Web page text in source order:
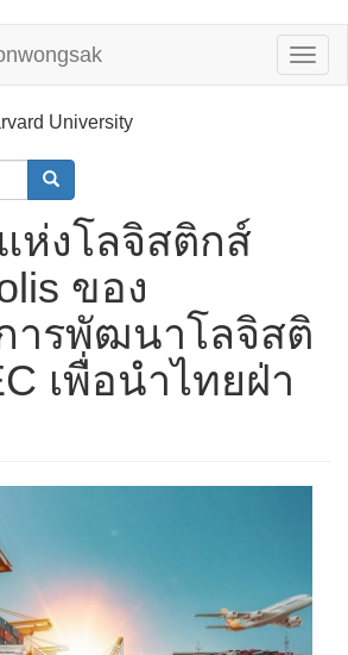
University
ห่งโลจิสติกส์
ของ
ารพัฒนาโลจิสติ
เพื่อนำไทยฝ่า